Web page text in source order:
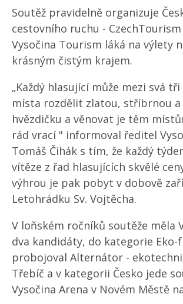
Soutěž pravidelně organizuje
cestovního ruchu -
Vysočina Tourism láká na výlety
krásným čistým krajem.
„Každý hlasující může mezi svá
místa rozdělit zlatou, stříbrnou a
hvězdičku a věnovat je těm
rád vrací " informoval ředitel
Tomáš Čihák s tím, že každý
vítěze z řad hlasujících skvělé
výhrou je pak pobyt v dobově
Letohrádku Sv. Vojtěcha.
V loňském ročníků soutěže měla
dva kandidáty, do kategorie Eko-
probojoval Alternátor -
Třebíč a v kategorii Česko jede
Vysočina Arena v Novém Městě